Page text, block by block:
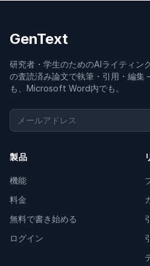
GenText
研究者・学生のためのAIライティン
の査読済み論文で執筆・引用・編
も、Microsoft Word内でも。
製品
機能
料金
無料で書き始める
ログイン